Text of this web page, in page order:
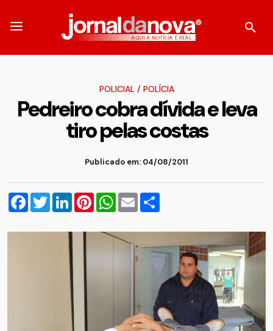
POLICIAL/ POLÍCIA
Pedreiro cobra dívida e leva
tiro pelas costas
Publicado em: 04/08/2011
Facebook
TwitterLinkedInPinterestWhatsApp
Email